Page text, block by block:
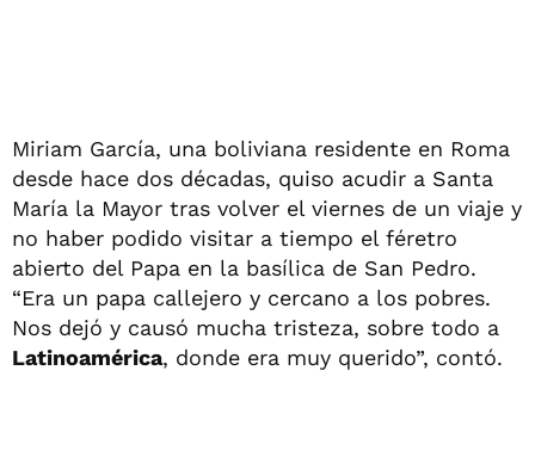
Miriam García, una boliviana residente en Roma
desde hace dos décadas, quiso acudir a Santa
María la Mayor tras volver el viernes de un viaje y
no haber podido visitar a tiempo el féretro
abierto del Papa en la basílica de San Pedro.
“Era un papa callejero y cercano a los pobres.
Nos dejó y causó mucha tristeza, sobre todo a
Latinoamérica, donde era muy querido”, contó.